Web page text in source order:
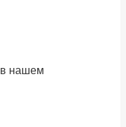
в нашем